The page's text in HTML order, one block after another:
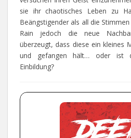
sie ihr chaotisches Leben zu
Beängstigender als all die
Rain jedoch die neue
überzeugt, dass diese ein kleines
und gefangen hält… oder ist
Einbildung?